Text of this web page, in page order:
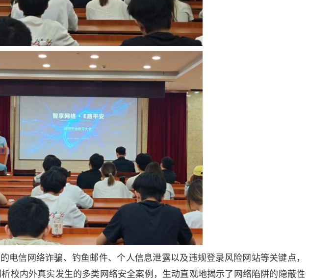
电信网络诈骗、钓鱼邮件、个人信息泄露以及违规登录风险网站等关键点，
校内外真实发生的多类网络安全案例，生动直观地揭示了网络陷阱的隐蔽性